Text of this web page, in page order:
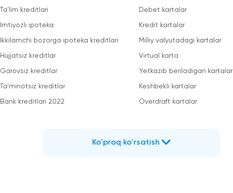
Ta'lim kreditlari
Imtiyozli ipoteka
Ikkilamchi bozorga ipoteka kreditlari
Hujjatsiz kreditlar
Garovsiz kreditlar
Ta'minotsiz kreditlar
Bank kreditlari 2022
Debet kartalar
Kredit kartalar
Milliy valyutadagi kartalar
Virtual karta
Yetkazib beriladigan kartalar
Keshbekli kartalar
Overdraft kartalar
Ko'proq ko'rsatish